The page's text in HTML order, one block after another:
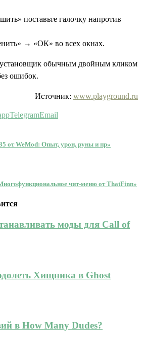
поставьте галочку напротив
→ «ОК» во всех окнах.
установщик обычным двойным кликом
ошибок.
Источник: www.playground.ru
TelegramEmail
от WeMod: Опыт, урон, руны и пр»
чит-меню от ThatFinn»
моды для Call of
Хищника в Ghost
в How Many Dudes?